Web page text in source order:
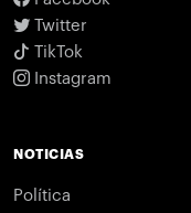
Twitter
TikTok
Instagram
NOTICIAS
Política